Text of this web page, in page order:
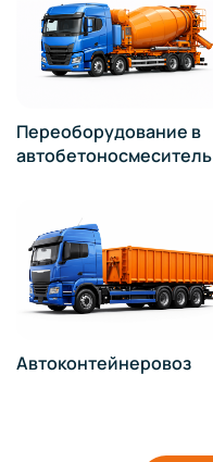
Переоборудование в
автобетоносмеситель
Автоконтейнеровоз